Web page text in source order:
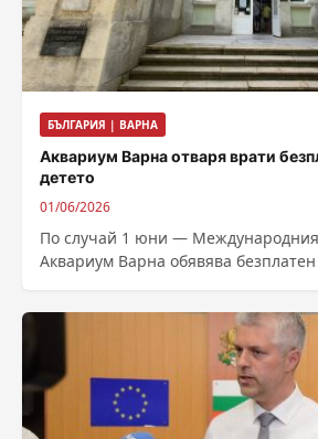
БЪЛГАРИЯ | ВАРНА
Аквариум Варна отваря врати
детето
01/06/2026
По случай 1 юни — Международния
Аквариум Варна обявява